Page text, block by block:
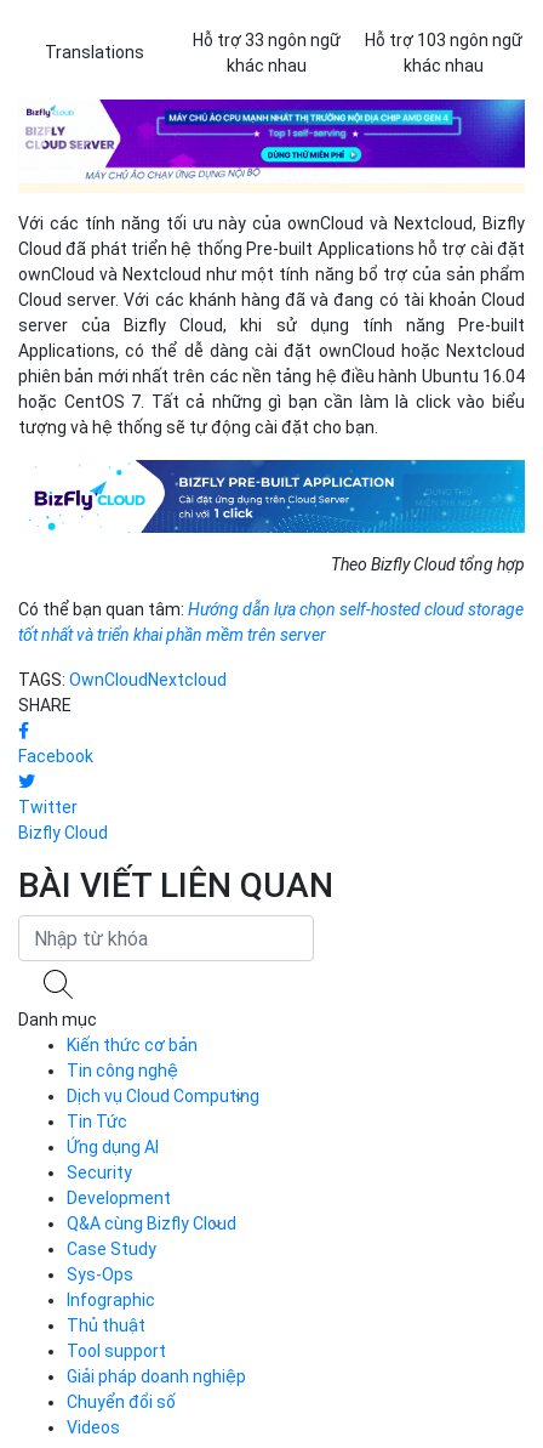
Translations
Hỗ trợ 33 ngôn ngữ
khác nhau
Hỗ trợ 103 ngôn ngữ
khác nhau
Với các tính năng tối ưu này của ownCloud và Nextcloud, Bizfly
Cloud đã phát triển hệ thống Pre-built Applications hỗ trợ cài đặt
ownCloud và Nextcloud như một tính năng bổ trợ của sản phẩm
Cloud server. Với các khánh hàng đã và đang có tài khoản Cloud
server của Bizfly Cloud, khi sử dụng tính năng Pre-built
Applications, có thể dễ dàng cài đặt ownCloud hoặc Nextcloud
phiên bản mới nhất trên các nền tảng hệ điều hành Ubuntu 16.04
hoặc CentOS 7. Tất cả những gì bạn cần làm là click vào biểu
tượng và hệ thống sẽ tự động cài đặt cho bạn.
Theo Bizfly Cloud tổng hợp
Có thể bạn quan tâm: Hướng dẫn lựa chọn self-hosted cloud storage
tốt nhất và triển khai phần mềm trên server
TAGS: OwnCloud Nextcloud
SHARE
Facebook
Twitter
Bizfly Cloud
BÀI VIẾT LIÊN QUAN
Danh mục
Kiến thức cơ bản
Tin công nghệ
Dịch vụ Cloud Computing
Cloud Server
CDN
Load Balancer
Auto Scaling
Container Registry
Kubernetes
Cloud Database
Call Center
Business Email
Simple Storage
VOD
VPN
Traffic Manager
Cloud VPS
Tin Tức
Ứng dụng AI
Security
Development
Q&A cùng Bizfly Cloud
Q&A về Bizfly Cloud Server
Thao tác kết nối tới server
Videos
Q&A về Bizfly Business Email
Videos
Case Study
Sys-Ops
Infographic
Thủ thuật
Tool support
Giải pháp doanh nghiệp
Chuyển đổi số
Videos